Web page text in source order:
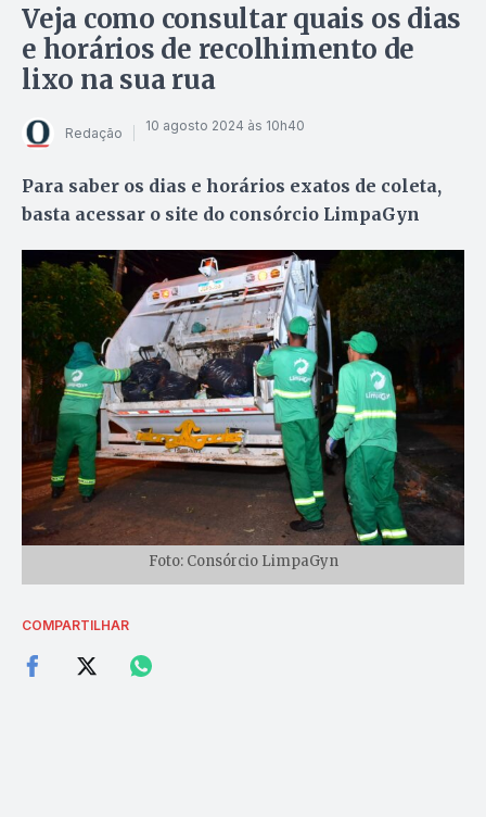
Veja como consultar quais os dias
e horários de recolhimento de
lixo na sua rua
Redação 10 agosto 2024 às 10h40
Para saber os dias e horários exatos de coleta,
basta acessar o site do consórcio LimpaGyn
Foto: Consórcio LimpaGyn
COMPARTILHAR